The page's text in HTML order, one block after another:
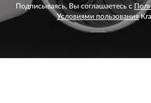
Подписываясь, Вы соглашаетесь с
Условиями пользования